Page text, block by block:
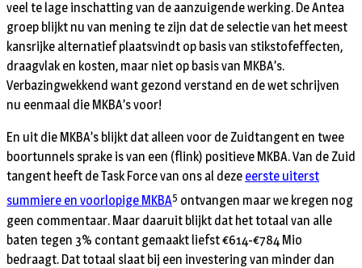
veel te lage inschatting van de aanzuigende werking. De Antea
groep blijkt nu van mening te zijn dat de selectie van het meest
kansrijke alternatief plaatsvindt op basis van stikstof­effecten,
draagvlak en kosten, maar niet op basis van MKBA’s.
Verbazingwekkend want gezond verstand en de wet schrijven
nu eenmaal die MKBA’s voor!
En uit die MKBA’s blijkt dat alleen voor de Zuidtangent en twee
boortunnels sprake is van een (flink) positieve MKBA. Van de Zuid
tangent heeft de Task Force van ons al deze eerste uiterst
summiere en voorlopige MKBA5 ontvangen maar we kregen nog
geen commentaar. Maar daaruit blijkt dat het totaal van alle
baten tegen 3% contant gemaakt liefst €614-€784 Mio
bedraagt. Dat totaal slaat bij een investering van minder dan